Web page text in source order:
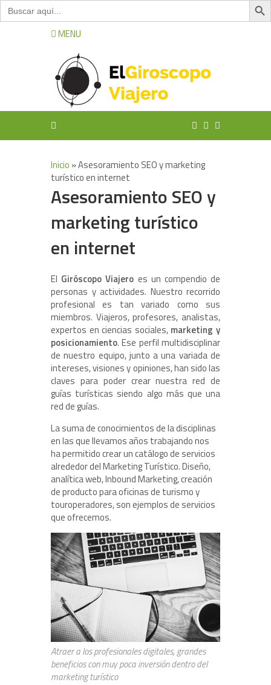
Buscar:
MENU
Inicio »Asesoramiento SEO y marketing
turístico en internet
Asesoramiento SEO y
marketing turístico
en internet
El Giróscopo Viajero es un compendio de
personas y actividades. Nuestro recorrido
profesional es tan variado como sus
miembros. Viajeros, profesores, analistas,
expertos en ciencias sociales, marketing y
posicionamiento. Ese perfil multidisciplinar
de nuestro equipo, junto a una variada de
intereses, visiones y opiniones, han sido las
claves para poder crear nuestra red de
guías turísticas siendo algo más que una
red de guías.
La suma de conocimientos de la disciplinas
en las que llevamos años trabajando nos
ha permitido crear un catálogo de servicios
alrededor del Marketing Turístico. Diseño,
analítica web, Inbound Marketing, creación
de producto para oficinas de turismo y
touroperadores, son ejemplos de servicios
que ofrecemos.
Atraer a los profesionales digitales, grandes
beneficios con muy poca inversión dentro del
marketing turístico